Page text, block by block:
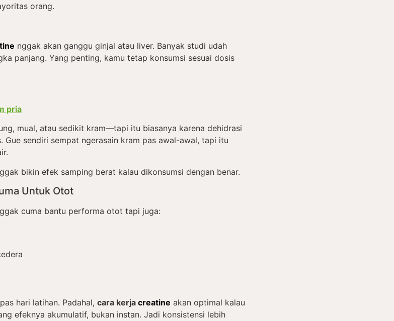
orang.
nggak akan ganggu ginjal atau liver. Banyak studi udah
panjang. Yang penting, kamu tetap konsumsi sesuai dosis
pria
mual, atau sedikit kram—tapi itu biasanya karena dehidrasi
Gue sendiri sempat ngerasain kram pas awal-awal, tapi itu
bikin efek samping berat kalau dikonsumsi dengan benar.
Untuk Otot
cuma bantu performa otot tapi juga:
pas hari latihan. Padahal, cara kerja creatine akan optimal kalau
efeknya akumulatif, bukan instan. Jadi konsistensi lebih